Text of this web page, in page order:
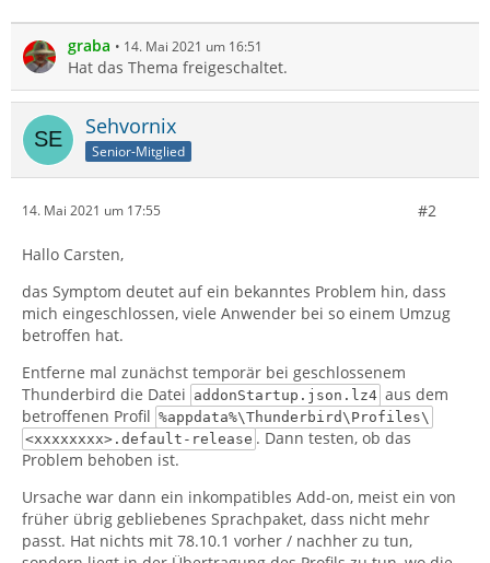
graba 14. Mai 2021 um 16:51
Hat das Thema freigeschaltet.
Sehvornix
Senior-Mitglied
14. Mai 2021 um 17:55 #2
Hallo Carsten,
das Symptom deutet auf ein bekanntes Problem hin, dass
mich eingeschlossen, viele Anwender bei so einem Umzug
betroffen hat.
Entferne mal zunächst temporär bei geschlossenem
Thunderbird die Datei addonStartup.json.lz4 aus dem
betroffenen Profil %appdata%\Thunderbird\Profiles\
<xxxxxxxx>.default-release . Dann testen, ob das
Problem behoben ist.
Ursache war dann ein inkompatibles Add-on, meist ein von
früher übrig gebliebenes Sprachpaket, dass nicht mehr
passt. Hat nichts mit 78.10.1 vorher / nachher zu tun,